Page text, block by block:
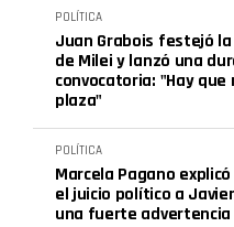
POLÍTICA
Juan Grabois festejó
de Milei y lanzó una
convocatoria: "Hay que
plaza"
POLÍTICA
Marcela Pagano
el juicio político a
una fuerte advertencia